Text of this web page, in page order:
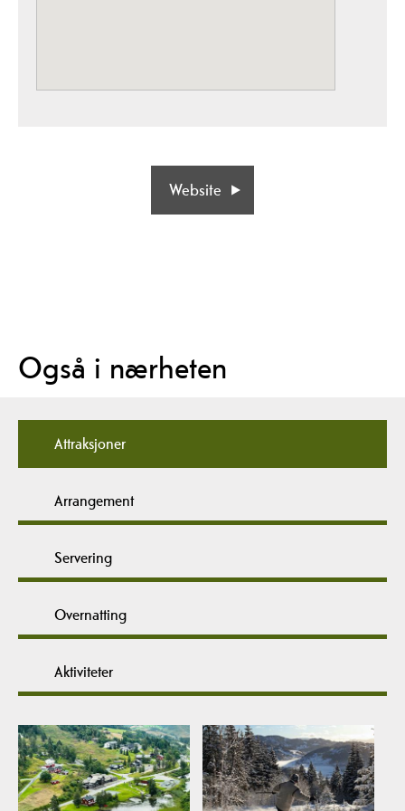
Website
Også i nærheten
Attraksjoner
Arrangement
Servering
Overnatting
Aktiviteter